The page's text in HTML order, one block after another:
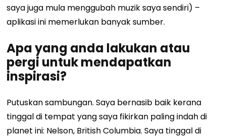
saya juga mula menggubah muzik saya sendiri) –
aplikasi ini memerlukan banyak sumber.
Apa yang anda lakukan atau
pergi untuk mendapatkan
inspirasi?
Putuskan sambungan. Saya bernasib baik kerana
tinggal di tempat yang saya fikirkan paling indah di
planet ini: Nelson, British Columbia. Saya tinggal di